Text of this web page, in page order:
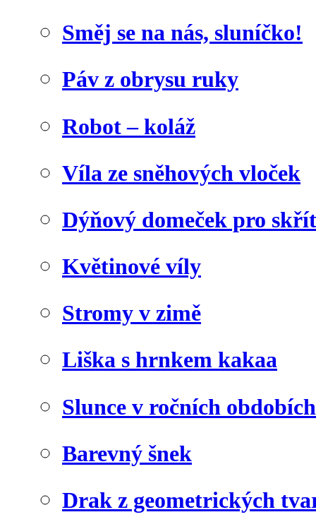
Směj se na nás, sluníčko!
Páv z obrysu ruky
Robot – koláž
Víla ze sněhových vloček
Dýňový domeček pro
Květinové víly
Stromy v zimě
Liška s hrnkem kakaa
Slunce v ročních obdobích
Barevný šnek
Drak z geometrických